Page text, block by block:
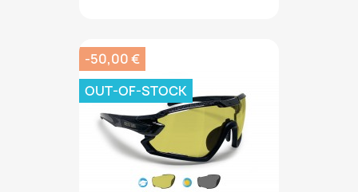
-50,00 €
OUT-OF-STOCK